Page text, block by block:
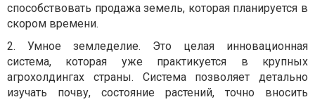
способствовать продажа земель, которая планируется в
скором времени.
2. Умное земледелие. Это целая инновационная
система, которая уже практикуется в крупных
агрохолдингах страны. Система позволяет детально
изучать почву, состояние растений, точно вносить